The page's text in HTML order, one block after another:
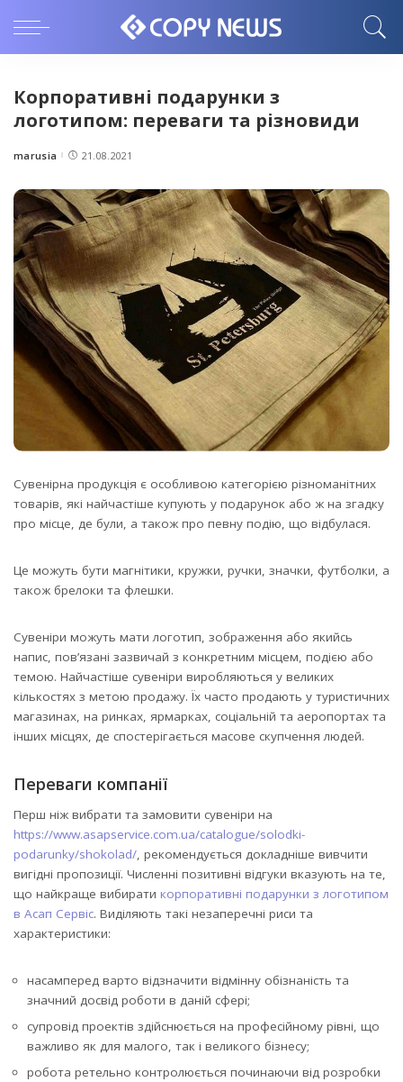
Корпоративні подарунки з
логотипом: переваги та різновиди
Posted
marusia 21.08.2021
Сувенірна продукція є особливою категорією різноманітних
товарів, які найчастіше купують у подарунок або ж на згадку
про місце, де були, а також про певну подію, що відбулася.
Це можуть бути магнітики, кружки, ручки, значки, футболки, а
також брелоки та флешки.
Сувеніри можуть мати логотип, зображення або якийсь
напис, пов’язані зазвичай з конкретним місцем, подією або
темою. Найчастіше сувеніри виробляються у великих
кількостях з метою продажу. Їх часто продають у туристичних
магазинах, на ринках, ярмарках, соціальній та аеропортах та
інших місцях, де спостерігається масове скупчення людей.
Переваги компанії
Перш ніж вибрати та замовити сувеніри на
https://www.asapservice.com.ua/catalogue/solodki-
podarunky/shokolad/, рекомендується докладніше вивчити
вигідні пропозиції. Численні позитивні відгуки вказують на те,
що найкраще вибирати корпоративні подарунки з логотипом
в Асап Сервіс. Виділяють такі незаперечні риси та
характеристики:
насамперед варто відзначити відмінну обізнаність та
значний досвід роботи в даній сфері;
супровід проектів здійснюється на професійному рівні, що
важливо як для малого, так і великого бізнесу;
робота ретельно контролюється починаючи від розробки